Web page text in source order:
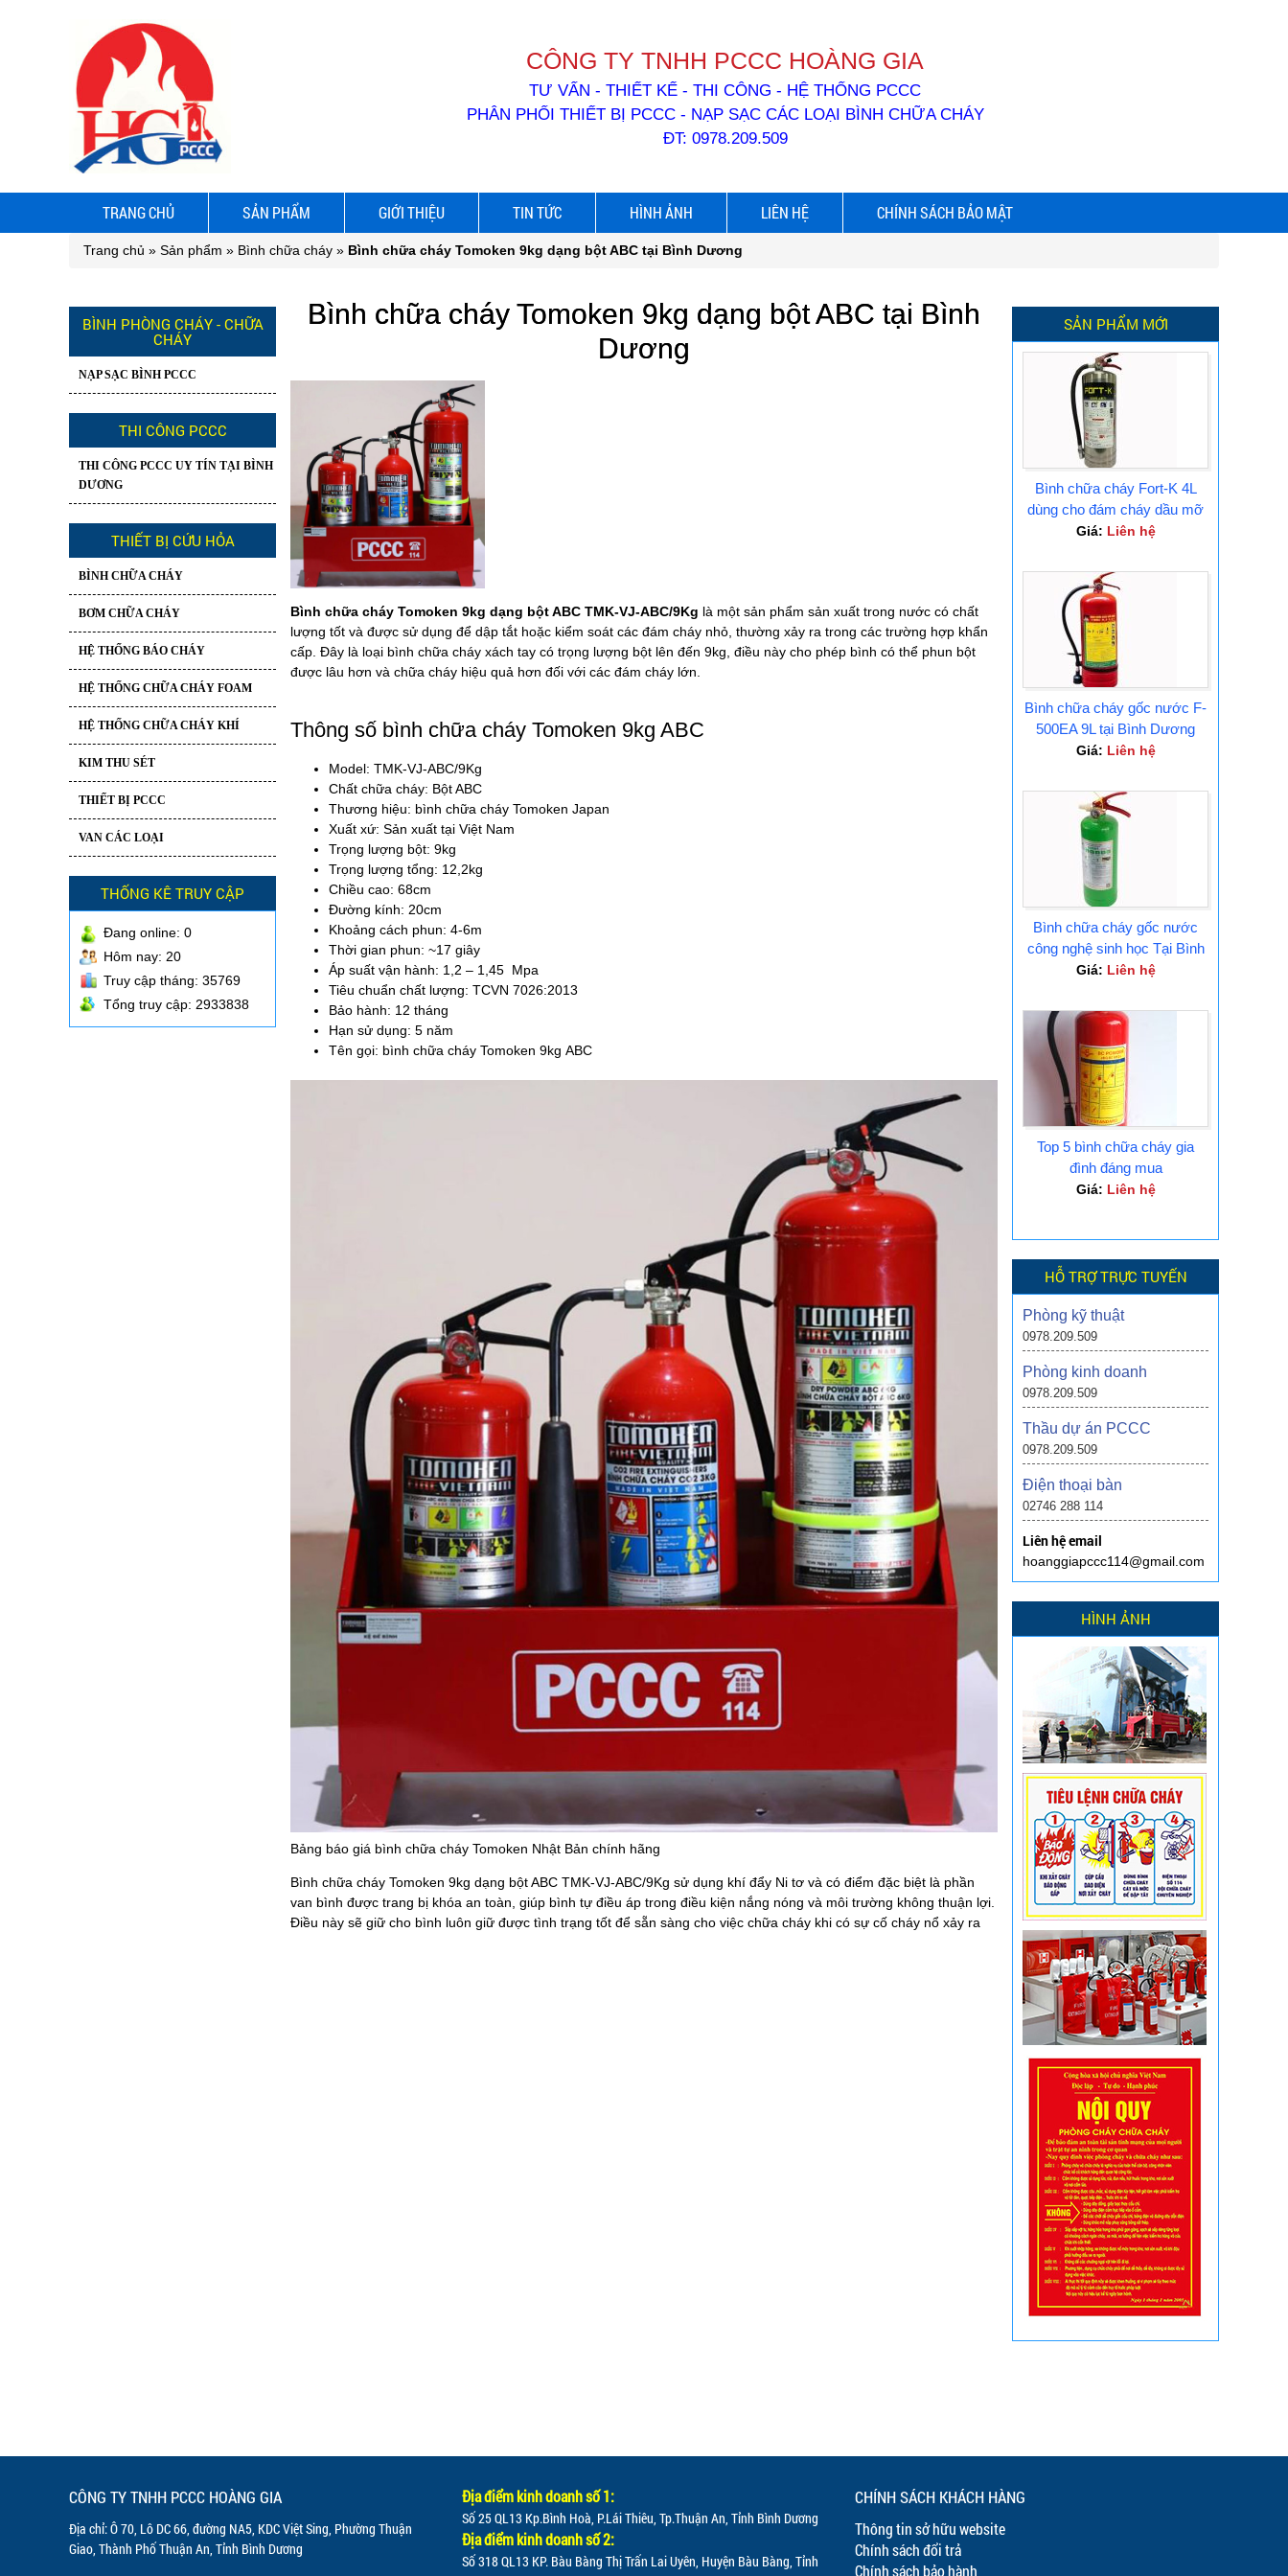
CÔNG TY TNHH PCCC HOÀNG GIA
TƯ VẤN - THIẾT KẾ - THI CÔNG - HỆ THỐNG PCCC
PHÂN PHỐI THIẾT BỊ PCCC - NẠP SẠC CÁC LOẠI BÌNH CHỮA CHÁY
ĐT: 0978.209.509
TRANG CHỦ SẢN PHẨM GIỚI THIỆU TIN TỨC HÌNH ẢNH LIÊN HỆ CHÍNH SÁCH BẢO MẬT
Trang chủ » Sản phẩm » Bình chữa cháy » Bình chữa cháy Tomoken 9kg dạng bột ABC tại Bình Dương
BÌNH PHÒNG CHÁY - CHỮA
CHÁY
NẠP SẠC BÌNH PCCC
THI CÔNG PCCC
THI CÔNG PCCC UY TÍN TẠI BÌNH
DƯƠNG
THIẾT BỊ CỨU HỎA
BÌNH CHỮA CHÁY
BƠM CHỮA CHÁY
HỆ THỐNG BÁO CHÁY
HỆ THỐNG CHỮA CHÁY FOAM
HỆ THỐNG CHỮA CHÁY KHÍ
KIM THU SÉT
THIẾT BỊ PCCC
VAN CÁC LOẠI
THỐNG KÊ TRUY CẬP
Đang online: 0
Hôm nay: 20
Truy cập tháng: 35769
Tổng truy cập: 2933838
Bình chữa cháy Tomoken 9kg dạng bột ABC tại Bình
Dương
Bình chữa cháy Tomoken 9kg dạng bột ABC TMK-VJ-ABC/9Kg là một sản phẩm sản xuất trong nước có chất
lượng tốt và được sử dụng để dập tắt hoặc kiểm soát các đám cháy nhỏ, thường xảy ra trong các trường hợp khẩn
cấp. Đây là loại bình chữa cháy xách tay có trọng lượng bột lên đến 9kg, điều này cho phép bình có thể phun bột
được lâu hơn và chữa cháy hiệu quả hơn đối với các đám cháy lớn.
Thông số bình chữa cháy Tomoken 9kg ABC
Model: TMK-VJ-ABC/9Kg
Chất chữa cháy: Bột ABC
Thương hiệu: bình chữa cháy Tomoken Japan
Xuất xứ: Sản xuất tại Việt Nam
Trọng lượng bột: 9kg
Trọng lượng tổng: 12,2kg
Chiều cao: 68cm
Đường kính: 20cm
Khoảng cách phun: 4-6m
Thời gian phun: ~17 giây
Áp suất vận hành: 1,2 – 1,45 Mpa
Tiêu chuẩn chất lượng: TCVN 7026:2013
Bảo hành: 12 tháng
Hạn sử dụng: 5 năm
Tên gọi: bình chữa cháy Tomoken 9kg ABC
Bảng báo giá bình chữa cháy Tomoken Nhật Bản chính hãng
Bình chữa cháy Tomoken 9kg dạng bột ABC TMK-VJ-ABC/9Kg sử dụng khí đẩy Ni tơ và có điểm đặc biệt là phần
van bình được trang bị khóa an toàn, giúp bình tự điều áp trong điều kiện nắng nóng và môi trường không thuận lợi.
Điều này sẽ giữ cho bình luôn giữ được tình trạng tốt để sẵn sàng cho việc chữa cháy khi có sự cố cháy nổ xảy ra
SẢN PHẨM MỚI
Bình chữa cháy Fort-K 4L
dùng cho đám cháy dầu mỡ
Tại Bình Dương
Giá: Liên hệ
Bình chữa cháy gốc nước F-
500EA 9L tại Bình Dương
Giá: Liên hệ
Bình chữa cháy gốc nước
công nghệ sinh học Tại Bình
Dương
Giá: Liên hệ
Top 5 bình chữa cháy gia
đình đáng mua
Giá: Liên hệ
HỖ TRỢ TRỰC TUYẾN
Phòng kỹ thuật
0978.209.509
Phòng kinh doanh
0978.209.509
Thầu dự án PCCC
0978.209.509
Điện thoại bàn
02746 288 114
Liên hệ email
hoanggiapccc114@gmail.com
HÌNH ẢNH
CÔNG TY TNHH PCCC HOÀNG GIA
Địa chỉ: Ô 70, Lô DC 66, đường NA5, KDC Việt Sing, Phường Thuận
Giao, Thành Phố Thuận An, Tỉnh Bình Dương
Địa điểm kinh doanh số 1:
Số 25 QL13 Kp.Bình Hoà, P.Lái Thiêu, Tp.Thuận An, Tỉnh Bình Dương
Địa điểm kinh doanh số 2:
Số 318 QL13 KP. Bàu Bàng Thị Trấn Lai Uyên, Huyện Bàu Bàng, Tỉnh
CHÍNH SÁCH KHÁCH HÀNG
Thông tin sở hữu website
Chính sách đổi trả
Chính sách bảo hành